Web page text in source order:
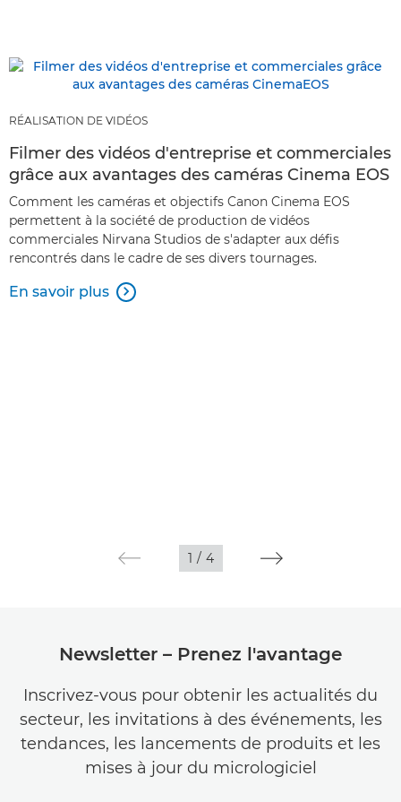
RÉALISATION DE VIDÉOS
Filmer des vidéos d'entreprise et commerciales
grâce aux avantages des caméras Cinema EOS
Comment les caméras et objectifs Canon Cinema EOS
permettent à la société de production de vidéos
commerciales Nirvana Studios de s'adapter aux défis
rencontrés dans le cadre de ses divers tournages.
En savoir plus 
1 / 4
Newsletter – Prenez l'avantage
Inscrivez-vous pour obtenir les actualités du
secteur, les invitations à des événements, les
tendances, les lancements de produits et les
mises à jour du micrologiciel